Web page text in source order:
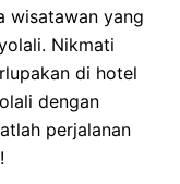
wisatawan yang
Nikmati
di hotel
dengan
perjalanan